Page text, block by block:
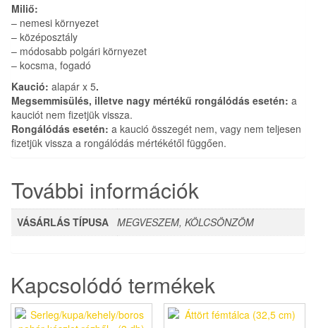
Miliő:
– nemesi környezet
– középosztály
– módosabb polgári környezet
– kocsma, fogadó
Kaució: alapár x 5.
Megsemmisülés, illetve nagy mértékű rongálódás esetén: a
kauciót nem fizetjük vissza.
Rongálódás esetén: a kaució összegét nem, vagy nem teljesen
fizetjük vissza a rongálódás mértékétől függően.
További információk
VÁSÁRLÁS TÍPUSA MEGVESZEM, KÖLCSÖNZÖM
Kapcsolódó termékek